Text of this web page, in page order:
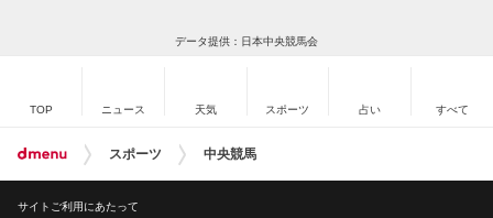
データ提供：日本中央競馬会
TOP ニュース 天気 スポーツ 占い すべて
スポーツ 中央競馬
サイトご利用にあたって